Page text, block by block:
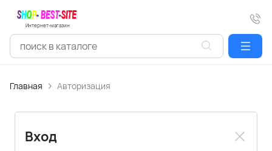
Интернет-магазин
Главная Авторизация
Вход